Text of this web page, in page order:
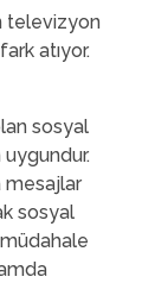
televizyon
atıyor.
sosyal
mesajlar
sosyal